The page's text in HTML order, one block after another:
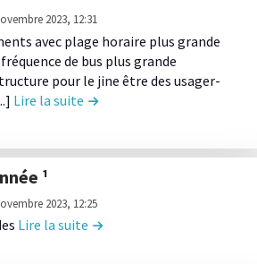
2023, 12:31
avec plage horaire plus grande
de bus plus grande
pour le jine être des usager-
Lire la suite de la contribution Mobilité
¹
2023, 12:25
Lire la suite de la contribution